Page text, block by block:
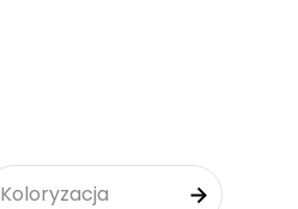
Koloryzacja